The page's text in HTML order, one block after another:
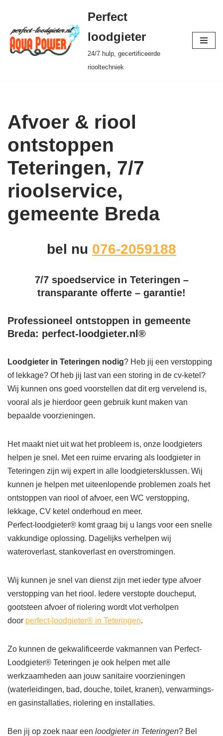
Ga
naar
de
Perfect
loodgieter
24/7 hulp, gecertificeerde
riooltechniek
Afvoer & riool
ontstoppen
Teteringen, 7/7
rioolservice,
gemeente Breda
bel nu 076-2059188
7/7 spoedservice in Teteringen –
transparante offerte – garantie!
Professioneel ontstoppen in gemeente
Breda: perfect-loodgieter.nl®
Loodgieter in Teteringen nodig? Heb jij een verstopping
of lekkage? Of heb jij last van een storing in de cv-ketel?
Wij kunnen ons goed voorstellen dat dit erg vervelend is,
vooral als je hierdoor geen gebruik kunt maken van
bepaalde voorzieningen.
Het maakt niet uit wat het probleem is, onze loodgieters
helpen je snel. Met een ruime ervaring als loodgieter in
Teteringen zijn wij expert in alle loodgietersklussen. Wij
kunnen je helpen met uiteenlopende problemen zoals het
ontstoppen van riool of afvoer, een WC verstopping,
lekkage, CV ketel onderhoud en meer.
Perfect-loodgieter® komt graag bij u langs voor een snelle
vakkundige oplossing. Dagelijks verhelpen wij
wateroverlast, stankoverlast en overstromingen.
Wij kunnen je snel van dienst zijn met ieder type afvoer
verstopping van het riool. Iedere verstopte doucheput,
gootsteen afvoer of riolering wordt vlot verholpen
door perfect-loodgieter® in Teteringen.
Zo kunnen de gekwalificeerde vakmannen van Perfect-
Loodgieter® Teteringen je ook helpen met alle
werkzaamheden aan jouw sanitaire voorzieningen
(waterleidingen, bad, douche, toilet, kranen), verwarmings-
en gasinstallaties, riolering en installaties.
Ben jij op zoek naar een loodgieter in Teteringen? Bel